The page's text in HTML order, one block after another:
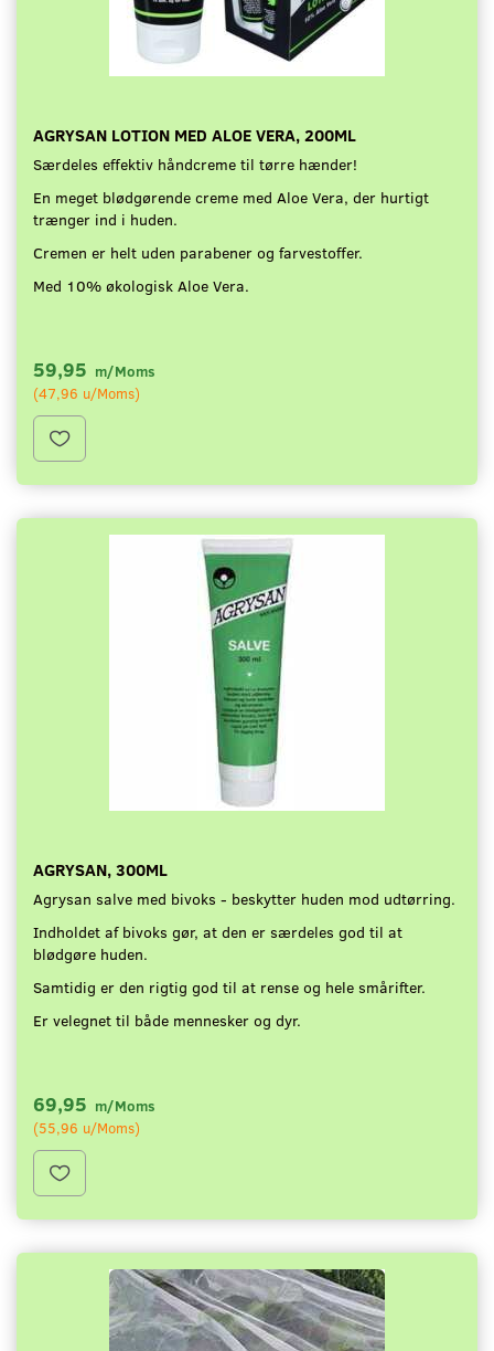
AGRYSAN LOTION MED ALOE VERA, 200ML
Særdeles effektiv håndcreme til tørre hænder!
En meget blødgørende creme med Aloe Vera, der hurtigt
trænger ind i huden.
Cremen er helt uden parabener og farvestoffer.
Med 10% økologisk Aloe Vera.
59,95 m/Moms
(47,96 u/Moms)
AGRYSAN, 300ML
Agrysan salve med bivoks - beskytter huden mod udtørring.
Indholdet af bivoks gør, at den er særdeles god til at
blødgøre huden.
Samtidig er den rigtig god til at rense og hele smårifter.
Er velegnet til både mennesker og dyr.
69,95 m/Moms
(55,96 u/Moms)